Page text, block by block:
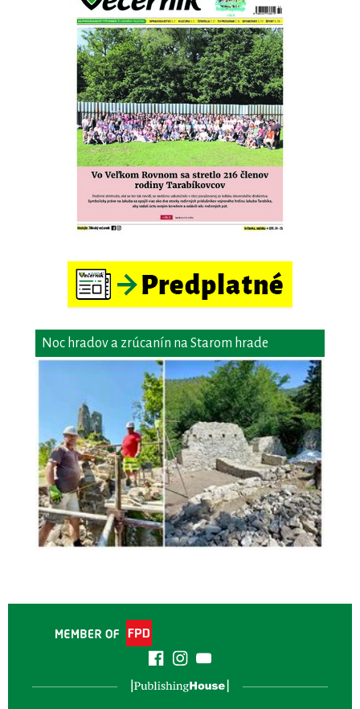
Noc hradov a zrúcanín na Starom hrade